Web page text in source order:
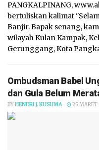
PANGKALPINANG,
bertuliskan kalimat
Banjir. Bapak senang,
wilayah Kulan Kampak,
Gerunggang, Kota
Ombudsman Babel
dan Gula Belum
BYHENDRI J. KUSUMA 25 MARET